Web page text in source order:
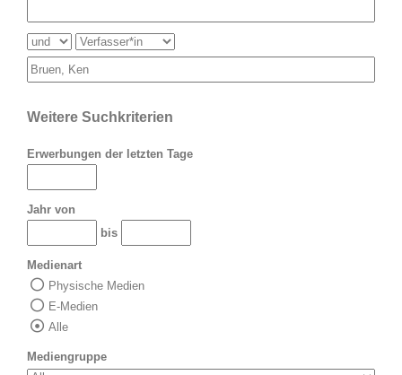
Weitere Suchkriterien
Erwerbungen der letzten Tage
Jahr von
bis
Medienart
Physische Medien
E-Medien
Alle
Mediengruppe